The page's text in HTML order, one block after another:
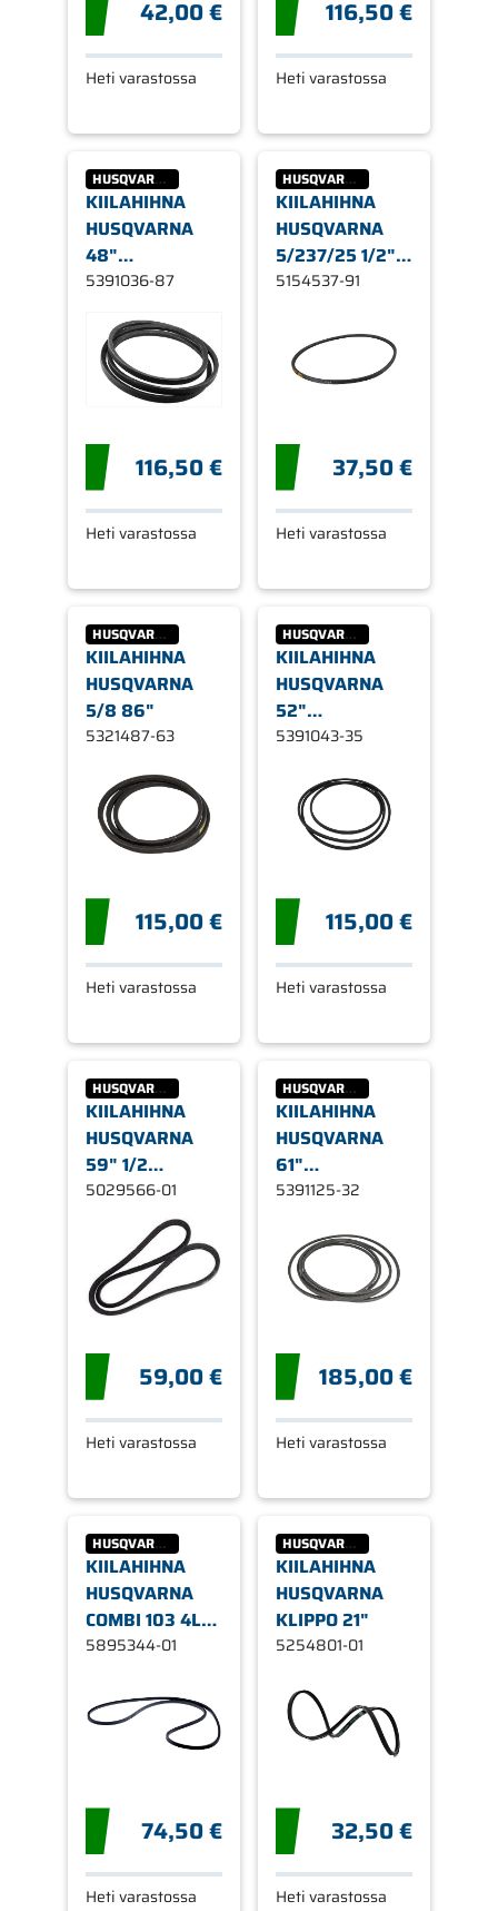
42,00 €
Heti varastossa
116,50 €
Heti varastossa
HUSQVARNA
KIILAHIHNA
HUSQVARNA
48"
LEIKKUUPÖYTÄ,
5391036-87
116,50 €
Heti varastossa
HUSQVARNA
KIILAHIHNA
HUSQVARNA
5/237/25 1/2" X
30"
5154537-91
37,50 €
Heti varastossa
HUSQVARNA
KIILAHIHNA
HUSQVARNA
5/8 86"
5321487-63
115,00 €
Heti varastossa
HUSQVARNA
KIILAHIHNA
HUSQVARNA
52"
LEIKKULAITE
5391043-35
115,00 €
Heti varastossa
HUSQVARNA
KIILAHIHNA
HUSQVARNA
59" 1/2
MOOTTORI -
LEIKKUULAITE
5029566-01
59,00 €
Heti varastossa
HUSQVARNA
KIILAHIHNA
HUSQVARNA
61"
LEIKKUULAITE
5391125-32
185,00 €
Heti varastossa
HUSQVARNA
KIILAHIHNA
HUSQVARNA
COMBI 103 4L-
79,5
5895344-01
74,50 €
Heti varastossa
HUSQVARNA
KIILAHIHNA
HUSQVARNA
KLIPPO 21"
5254801-01
32,50 €
Heti varastossa